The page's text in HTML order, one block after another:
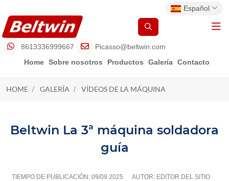
Español
8613336999667
Picasso@beltwin.com
Home Sobre nosotros Productos Galería Contacto
VÍDEOS DE LA MÁQUINA
HOME GALERÍA VÍDEOS DE LA MÁQUINA
Beltwin La 3ª máquina soldadora
guía
TIEMPO DE PUBLICACIÓN: 09/09 2025 AUTOR: EDITOR DEL SITIO